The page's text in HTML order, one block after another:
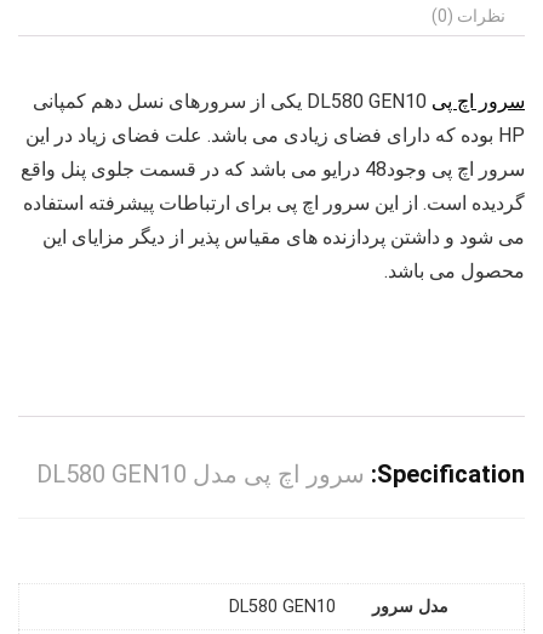
نظرات (0)
سرور اچ پی
DL580 GEN10 یکی از سرورهای نسل دهم کمپانی
HP بوده که دارای فضای زیادی می باشد. علت فضای زیاد در این
سرور اچ پی وجود48 درایو می باشد که در قسمت جلوی پنل واقع
گردیده است. از این سرور اچ پی برای ارتباطات پیشرفته استفاده
می شود و داشتن پردازنده های مقیاس پذیر از دیگر مزایای این
محصول می باشد.
Specification: سرور اچ پی مدل DL580 GEN10
مدل سرور DL580 GEN10